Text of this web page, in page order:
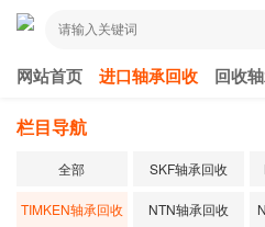
网站首页 进口轴承回收 回收
栏目导航
全部 SKF轴承回收
TIMKEN轴承回收 NTN轴承回收